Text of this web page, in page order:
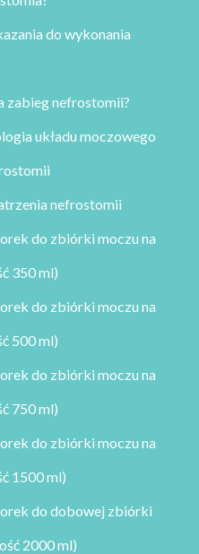
do wykonania
zabieg nefrostomii?
układu moczowego
nefrostomii
do zbiórki moczu na
350 ml)
do zbiórki moczu na
500 ml)
do zbiórki moczu na
750 ml)
do zbiórki moczu na
1500 ml)
do dobowej zbiórki
2000 ml)